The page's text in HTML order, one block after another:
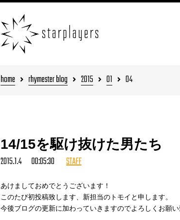
home rhymester blog 2015 01 04
14/15を駆け抜けた男たち
2015.1.4 00:05:30 STAFF
あけましておめでとうございます！
このたび初投稿致します、新担当のトモイと申します。
今後ブログの更新に加わっていきますのでよろしくお願い